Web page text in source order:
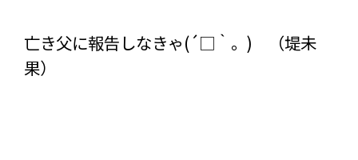
亡き父に報告しなきゃ(´□｀。) （堤未
果）